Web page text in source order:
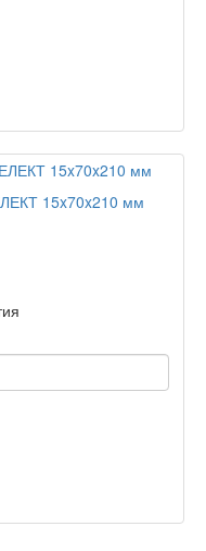
15x70x210 мм